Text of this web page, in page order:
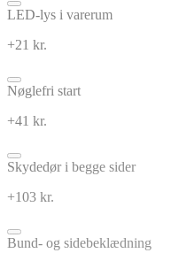
LED-lys i varerum
+21 kr.
Nøglefri start
+41 kr.
Skydedør i begge sider
+103 kr.
Bund- og sidebeklædning